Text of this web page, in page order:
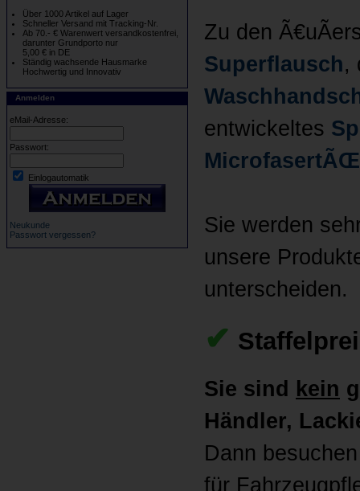
Über 1000 Artikel auf Lager
Schneller Versand mit Tracking-Nr.
Ab 70.- € Warenwert versandkostenfrei,
darunter Grundporto nur
5,00 € in DE
Ständig wachsende Hausmarke
Hochwertig und Innovativ
Anmelden
eMail-Adresse:
Passwort:
Einlogautomatik
Neukunde
Passwort vergessen?
Zu den
Superflausch,
entwickeltes
Sie werden
unsere
unterscheiden.
✔
Sie sind kein
Händler,
Dann
für